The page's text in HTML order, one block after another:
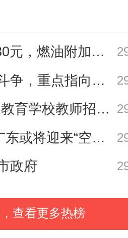
损榜前10家公司中
中国房地产企业
业上榜企业的表
然具有韧性。头
质升级与模式创
企需在细分市场
区域深耕中寻找
今日热搜 | 最高降30元，燃油附加费今起下调
深化扫黑除恶专项斗争，重点指向这些黑恶势力
湛江雷州通报“特殊教育学校教师招聘存在违规行为”
海上“三台共舞”，广东或将迎来“空调外机” | 天气早知道
政府
查看更多热榜